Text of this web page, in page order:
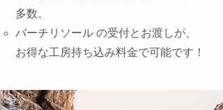
多数。
​バーチリソール の受付とお渡しが、
お得な工房持ち込み料金で可能です！​